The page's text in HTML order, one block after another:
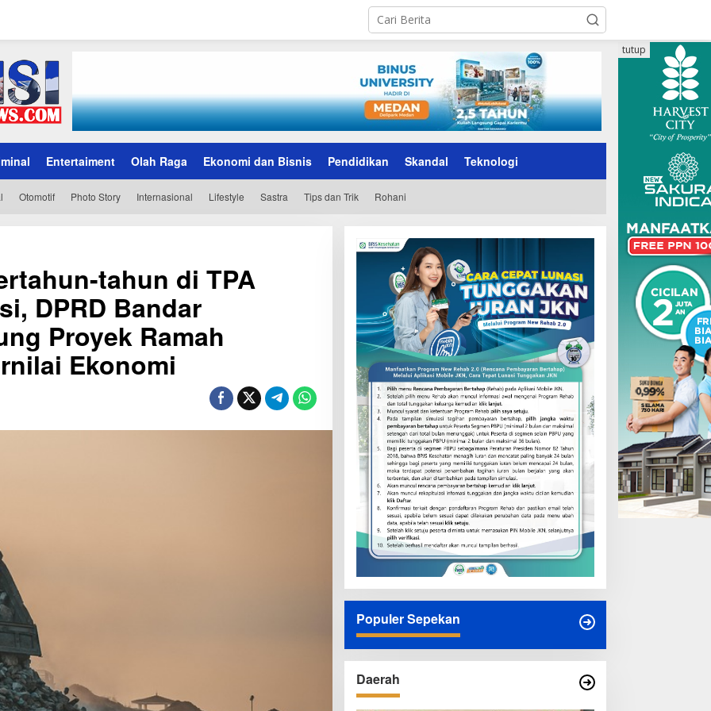
Entertaiment Olah Raga Ekonomi dan Bisnis Pendidikan Skandal Teknologi
Otomotif Photo Story Internasional Lifestyle Sastra Tips dan Trik Rohani
tutup
tahun di TPA
DPRD Bandar
Proyek Ramah
Ekonomi
Populer Sepekan
Daerah